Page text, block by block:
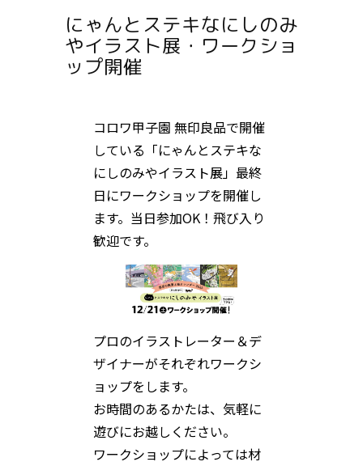
にゃんとステキなにしのみ
やイラスト展・ワークショ
ップ開催
コロワ甲子園 無印良品で開催
している「にゃんとステキな
にしのみやイラスト展」最終
日にワークショップを開催し
ます。当日参加OK！飛び入り
歓迎です。
プロのイラストレーター＆デ
ザイナーがそれぞれワークシ
ョップをします。
お時間のあるかたは、気軽に
遊びにお越しください。
ワークショップによっては材